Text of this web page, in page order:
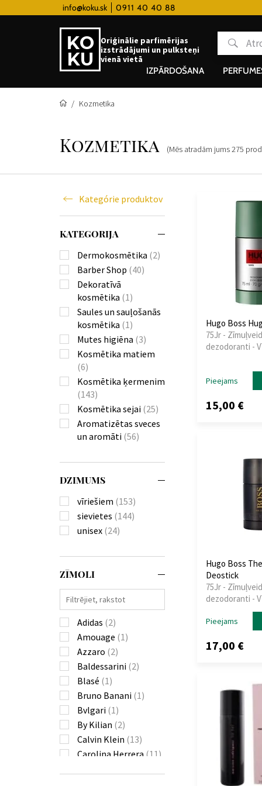
info@koku.sk 0911 40 40 88Lojalitātes programma
Oriģinālie parfimērijas
izstrādājumi un pulksteņi
vienā vietā
IZPĀRDOŠANA
Kozmetika
Kozmetika (Mēs atradām jums275
Kategórie produktov
KATEGORIJA
Dermokosmētika (2)
Barber Shop (40)
Dekoratīvā
kosmētika (1)
Saules un sauļošanās
kosmētika (1)
Mutes higiēna (3)
Kosmētika matiem
(6)
Kosmētika ķermenim
(143)
Kosmētika sejai (25)
Aromatizētas sveces
un aromāti (56)
DZIMUMS
vīriešiem (153)
sievietes (144)
unisex (24)
ZĪMOLI
Adidas (2)
Amouage (1)
Azzaro (2)
Baldessarini (2)
Blasé (1)
Bruno Banani (1)
Bvlgari (1)
By Kilian (2)
Calvin Klein (13)
Carolina Herrera (11)
Hugo Boss
75Jr -
dezodoranti -
Pieejams
15,00 €
Hugo Boss
Deostick
75Jr -
dezodoranti -
Pieejams
17,00 €